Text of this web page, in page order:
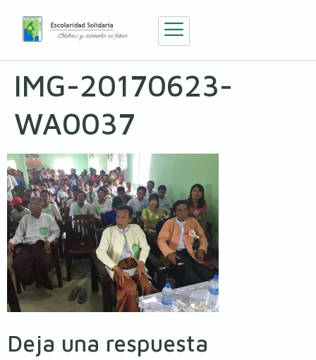
IMG-20170623-
WA0037
Deja una respuesta